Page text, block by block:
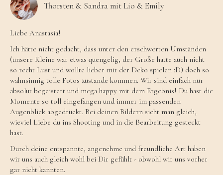
Thorsten & Sandra mit Lio & Emily
Liebe Anastasia!
Ich hätte nicht gedacht, dass unter den erschwerten Umständen
(unsere Kleine war etwas quengelig, der Große hatte auch nicht
so recht Lust und wollte lieber mit der Deko spielen :D) doch so
wahnsinnig tolle Fotos zustande kommen. Wir sind einfach nur
absolut begeistert und mega happy mit dem Ergebnis! Du hast die
Momente so toll eingefangen und immer im passenden
Augenblick abgedrückt. Bei deinen Bildern sieht man gleich,
wieviel Liebe du ins Shooting und in die Bearbeitung gesteckt
hast.
Durch deine entspannte, angenehme und freundliche Art haben
wir uns auch gleich wohl bei Dir gefühlt - obwohl wir uns vorher
gar nicht kannten.